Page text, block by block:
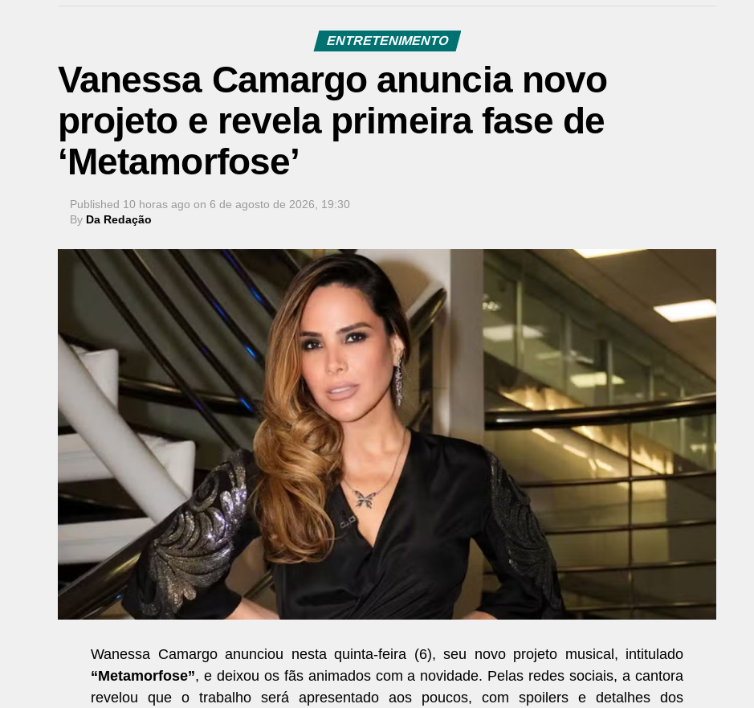
ENTRETENIMENTO
Vanessa Camargo anuncia novo
projeto e revela primeira fase de
‘Metamorfose’
Published 10 horas ago on 6 de agosto de 2026, 19:30
By Da Redação
Wanessa Camargo anunciou nesta quinta-feira (6), seu novo projeto musical, intitulado
“Metamorfose”, e deixou os fãs animados com a novidade. Pelas redes sociais, a cantora
revelou que o trabalho será apresentado aos poucos, com spoilers e detalhes dos